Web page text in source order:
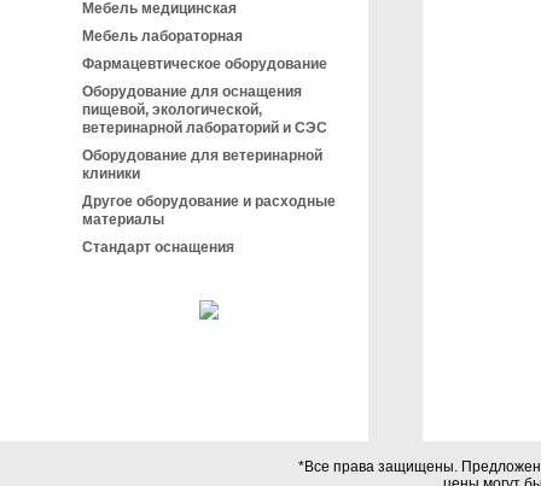
Мебель медицинская
Мебель лабораторная
Фармацевтическое оборудование
Оборудование для оснащения
пищевой, экологической,
ветеринарной лабораторий и СЭС
Оборудование для ветеринарной
клиники
Другое оборудование и расходные
материалы
Стандарт оснащения
*Все права защищены.